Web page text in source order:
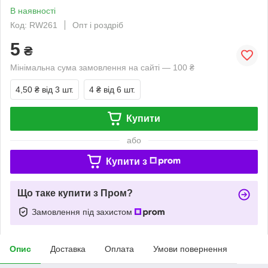
В наявності
Код: RW261
Опт і роздріб
5 ₴
Мінімальна сума замовлення на сайті — 100 ₴
4,50 ₴ від 3 шт. 4 ₴ від 6 шт.
Купити
або
Купити з
Що таке купити з Пром?
Замовлення під захистом
Опис Доставка Оплата Умови повернення